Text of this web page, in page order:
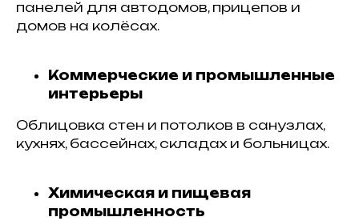
панелей для автодомов, прицепов и
домов на колёсах.
Коммерческие и промышленные
интерьеры
Облицовка стен и потолков в санузлах,
кухнях, бассейнах, складах и больницах.
Химическая и пищевая
промышленность